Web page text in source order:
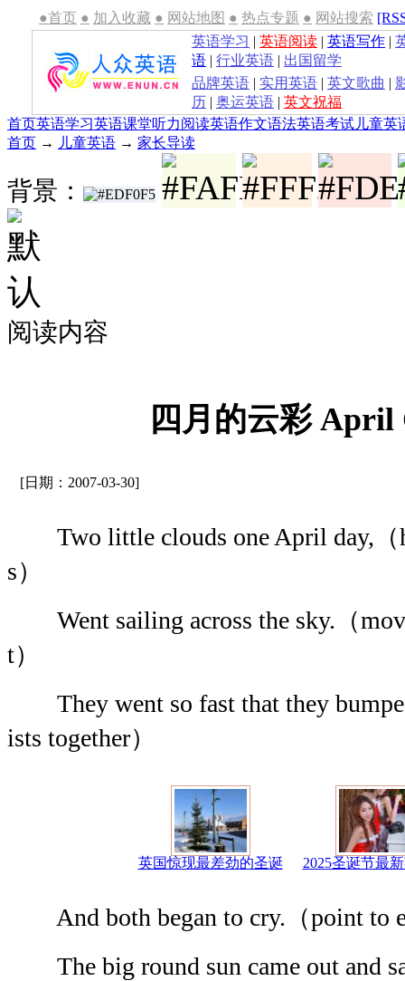
●首页 ● 加入收藏 ● 网站地图 ● 热点专题 ● 网站搜索
英语学习 | 英语阅读 | 英语写作 |
语 | 行业英语 | 出国留学
品牌英语 | 实用英语 | 英文歌曲 |
历 | 奥运英语 | 英文祝福
首页英语学习英语课堂听力阅读英语作文语法英语考试 儿童英
首页 → 儿童英语 → 家长导读
背景：
阅读内容
四月的云彩 April
[日期：2007-03-30]
Two little clouds one April day,（
s）
Went sailing across the sky.（
t）
They went so fast that they
ists together）
英国惊现最差劲的圣诞 2025圣诞节最
And both began to cry.（point to
The big round sun came out and